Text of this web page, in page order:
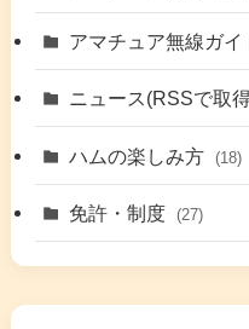
(9)
(17)
(6)
アマチュア無線ガイ
(42)
(5)
(1)
(41)
(7) (7)
(63)
ニュース(RSSで取
ハムの楽しみ方 (18)
免許・制度 (27)
(5)